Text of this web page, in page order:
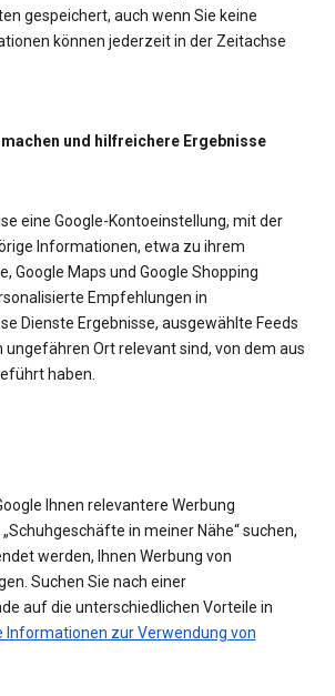
gespeichert, auch wenn Sie keine
können jederzeit in der Zeitachse
und hilfreichere Ergebnisse
eine Google-Kontoeinstellung, mit der
Informationen, etwa zu ihrem
Google Maps und Google Shopping
Empfehlungen in
Dienste Ergebnisse, ausgewählte Feeds
Ort relevant sind, von dem aus
haben.
Ihnen relevantere Werbung
in meiner Nähe“ suchen,
werden, Ihnen Werbung von
Suchen Sie nach einer
auf die unterschiedlichen Vorteile in
Informationen zur Verwendung von